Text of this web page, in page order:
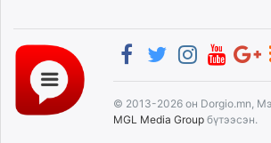
© 2013-2026 он Dorgio.mn,
MGL Media Group бүтээсэн.